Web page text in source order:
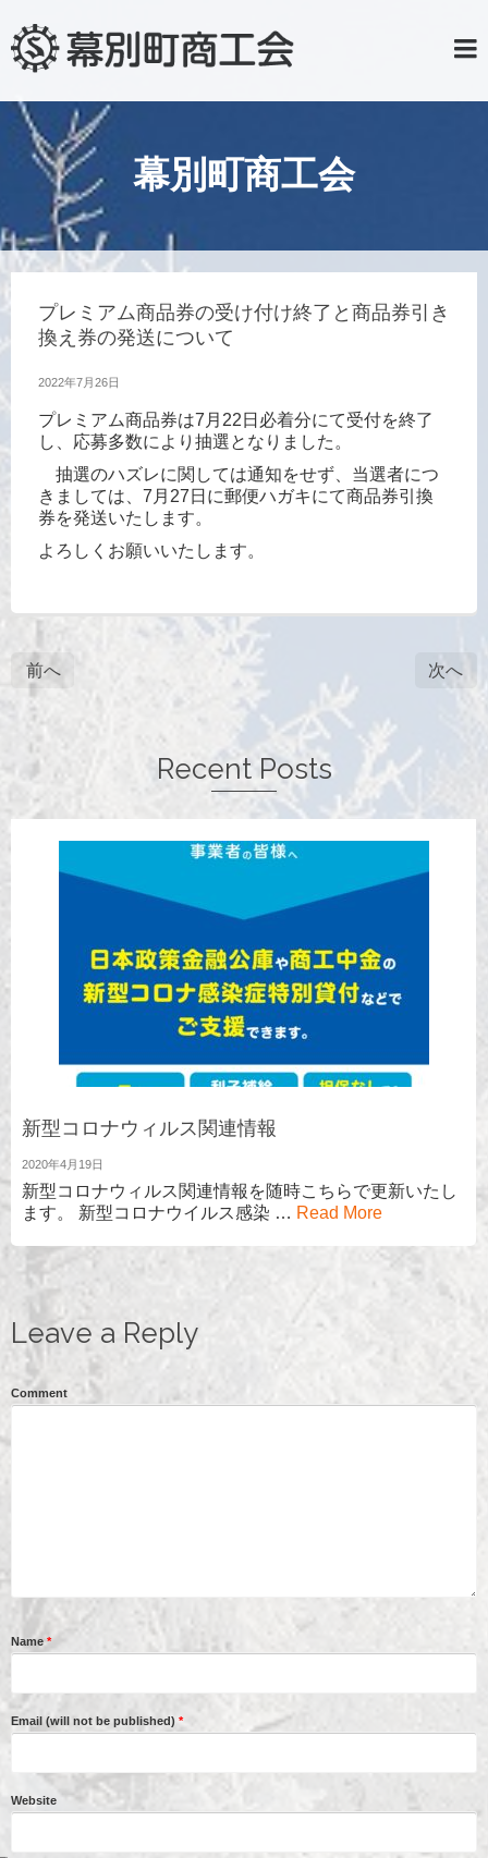
幕別町商工会
プレミアム商品券の受け付け終了と商品券引き
換え券の発送について
2022年7月26日
プレミアム商品券は7月22日必着分にて受付を終了
し、応募多数により抽選となりました。
抽選のハズレに関しては通知をせず、当選者につ
きましては、7月27日に郵便ハガキにて商品券引換
券を発送いたします。
よろしくお願いいたします。
前へ 次へ
Recent Posts
新型コロナウィルス関連情報
2020年4月19日
新型コロナウィルス関連情報を随時こちらで更新いたし
ます。 新型コロナウイルス感染 … Read More
Leave a Reply
Comment
Name*
Email (will not be published) *
Website